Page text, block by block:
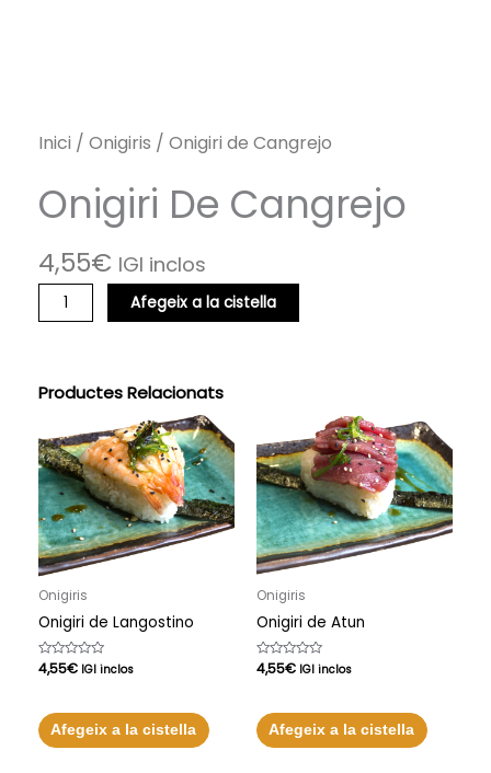
Inici / Onigiris / Onigiri de Cangrejo
Onigiri De Cangrejo
4,55€ IGI inclos
quantitat
de
Cangrejo
Afegeix a la cistella
Productes Relacionats
Onigiris
Onigiri de Langostino
Puntuat
amb
5
4,55€ IGI inclos
Afegeix a la cistella
Onigiris
Onigiri de Atun
Puntuat
amb
5
4,55€ IGI inclos
Afegeix a la cistella